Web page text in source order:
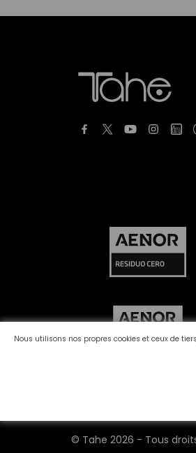
Nous utilisons nos propres cookies et ceux de
© Tahe 2026 - Tous